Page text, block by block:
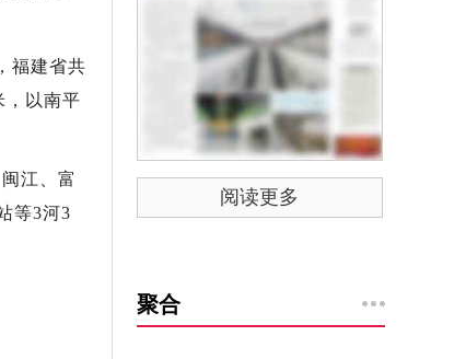
福建省共
，以南平
江、富
等3河3
阅读更多
聚合